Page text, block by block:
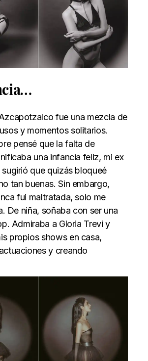
fue una mezcla de
y momentos solitarios.
pensé que la falta de
una infancia feliz, mi ex
que quizás bloqueé
tan buenas. Sin embargo,
fui maltratada, solo me
De niña, soñaba con ser una
Admiraba a Gloria Trevi y
propios shows en casa,
y creando